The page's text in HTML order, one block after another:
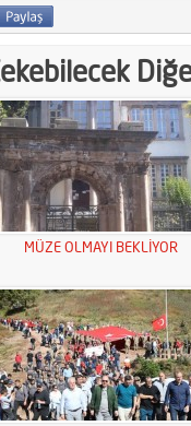
MÜZE OLMAYI BEKLİYOR